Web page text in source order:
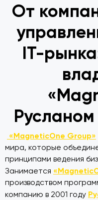
От
IT-
«MagneticOne Group»
мира, которые
принципами ведения
Занимается
производством
компанию в 2001 году